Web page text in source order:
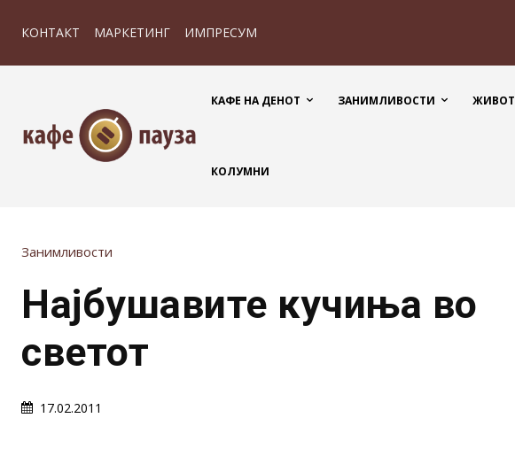
КОНТАКТ МАРКЕТИНГ ИМПРЕСУМ
КАФЕ НА ДЕНОТ ЗАНИМЛИВОСТИ ЖИВОТ
КОЛУМНИ
Занимливости
Најбушавите кучиња во
светот
17.02.2011